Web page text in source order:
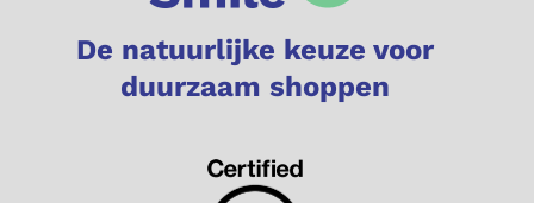
De natuurlijke keuze voor
duurzaam shoppen